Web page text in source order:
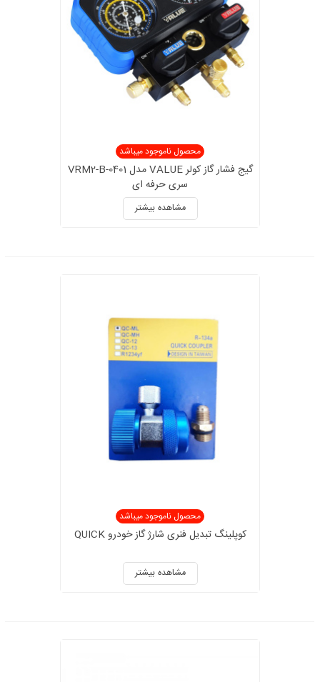
محصول ناموجود میباشد
گیج فشار گاز کولر VALUE مدل VRM2-B-0401
سری حرفه ای
مشاهده بیشتر
محصول ناموجود میباشد
کوپلینگ تبدیل فنری شارژ گاز خودرو QUICK
مشاهده بیشتر